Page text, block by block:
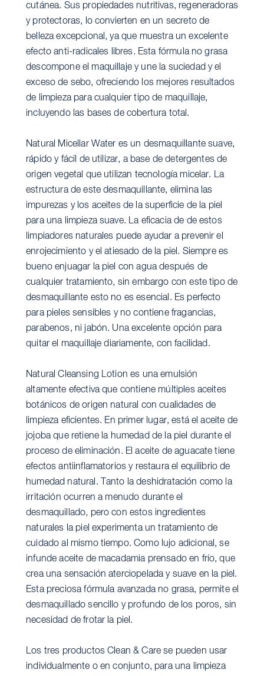
cutánea. Sus propiedades nutritivas, regeneradoras
y protectoras, lo convierten en un secreto de
belleza excepcional, ya que muestra un excelente
efecto anti-radicales libres. Esta fórmula no grasa
descompone el maquillaje y une la suciedad y el
exceso de sebo, ofreciendo los mejores resultados
de limpieza para cualquier tipo de maquillaje,
incluyendo las bases de cobertura total.
Natural Micellar Water es un desmaquillante suave,
rápido y fácil de utilizar, a base de detergentes de
origen vegetal que utilizan tecnología micelar. La
estructura de este desmaquillante, elimina las
impurezas y los aceites de la superficie de la piel
para una limpieza suave. La eficacia de de estos
limpiadores naturales puede ayudar a prevenir el
enrojecimiento y el atiesado de la piel. Siempre es
bueno enjuagar la piel con agua después de
cualquier tratamiento, sin embargo con este tipo de
desmaquillante esto no es esencial. Es perfecto
para pieles sensibles y no contiene fragancias,
parabenos, ni jabón. Una excelente opción para
quitar el maquillaje diariamente, con facilidad.
Natural Cleansing Lotion es una emulsión
altamente efectiva que contiene múltiples aceites
botánicos de origen natural con cualidades de
limpieza eficientes. En primer lugar, está el aceite de
jojoba que retiene la humedad de la piel durante el
proceso de eliminación. El aceite de aguacate tiene
efectos antiinflamatorios y restaura el equilibrio de
humedad natural. Tanto la deshidratación como la
irritación ocurren a menudo durante el
desmaquillado, pero con estos ingredientes
naturales la piel experimenta un tratamiento de
cuidado al mismo tiempo. Como lujo adicional, se
infunde aceite de macadamia prensado en frío, que
crea una sensación aterciopelada y suave en la piel.
Esta preciosa fórmula avanzada no grasa, permite el
desmaquillado sencillo y profundo de los poros, sin
necesidad de frotar la piel.
Los tres productos Clean & Care se pueden usar
individualmente o en conjunto, para una limpieza